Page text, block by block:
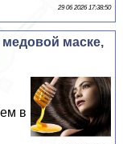
29 06 2026 17:38:50
маске,
в